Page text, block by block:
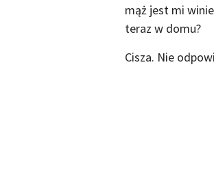
mąż jest mi
teraz w domu?
Cisza. Nie